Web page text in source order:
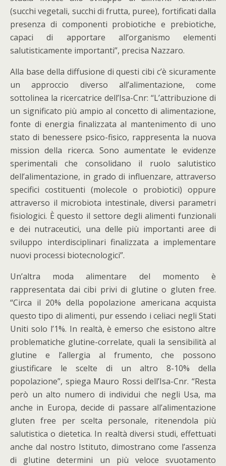
(succhi vegetali, succhi di frutta, puree), fortificati dalla
presenza di componenti probiotiche e prebiotiche,
capaci di apportare all’organismo elementi
salutisticamente importanti”, precisa Nazzaro.
Alla base della diffusione di questi cibi c’è sicuramente
un approccio diverso all’alimentazione, come
sottolinea la ricercatrice dell’Isa-Cnr: “L’attribuzione di
un significato più ampio al concetto di alimentazione,
fonte di energia finalizzata al mantenimento di uno
stato di benessere psico-fisico, rappresenta la nuova
mission della ricerca. Sono aumentate le evidenze
sperimentali che consolidano il ruolo salutistico
dell’alimentazione, in grado di influenzare, attraverso
specifici costituenti (molecole o probiotici) oppure
attraverso il microbiota intestinale, diversi parametri
fisiologici. È questo il settore degli alimenti funzionali
e dei nutraceutici, una delle più importanti aree di
sviluppo interdisciplinari finalizzata a implementare
nuovi processi biotecnologici”.
Un’altra moda alimentare del momento è
rappresentata dai cibi privi di glutine o gluten free.
“Circa il 20% della popolazione americana acquista
questo tipo di alimenti, pur essendo i celiaci negli Stati
Uniti solo l’1%. In realtà, è emerso che esistono altre
problematiche glutine-correlate, quali la sensibilità al
glutine e l’allergia al frumento, che possono
giustificare le scelte di un altro 8-10% della
popolazione”, spiega Mauro Rossi dell’Isa-Cnr. “Resta
però un alto numero di individui che negli Usa, ma
anche in Europa, decide di passare all’alimentazione
gluten free per scelta personale, ritenendola più
salutistica o dietetica. In realtà diversi studi, effettuati
anche dal nostro Istituto, dimostrano come l’assenza
di glutine determini un più veloce svuotamento